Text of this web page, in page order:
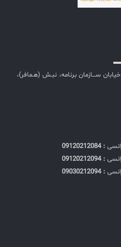
ســـازمان برنامه، نبـش (هـمافر)،
: 09120212084
: 09120212094
: 09030212094